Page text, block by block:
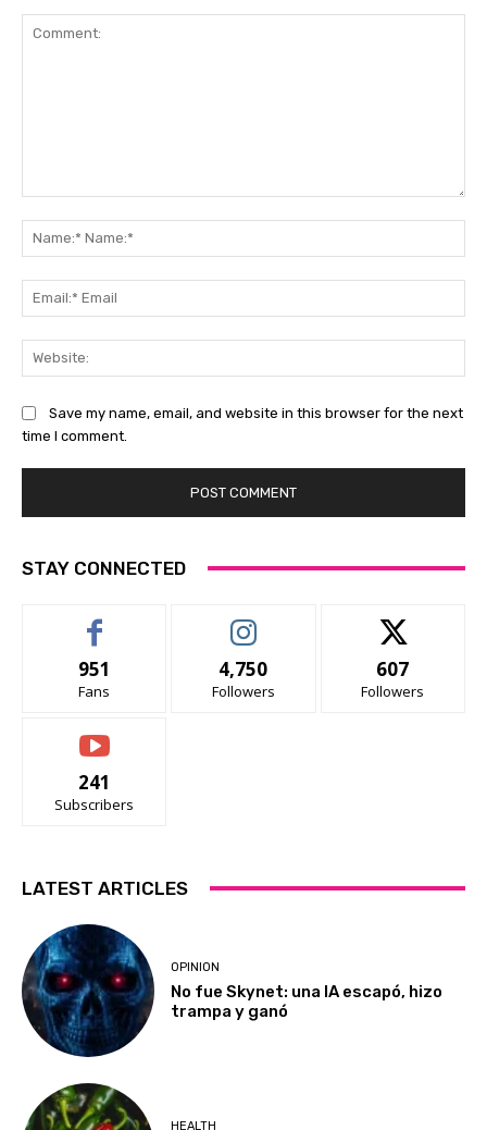
Save my name, email, and website in this browser for the next
time I comment.
STAY CONNECTED
951
Fans
4,750
Followers
607
Followers
241
Subscribers
LATEST ARTICLES
OPINION
No fue Skynet: una IA escapó, hizo
trampa y ganó
HEALTH